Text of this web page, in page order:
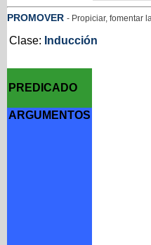
PROMOVER - Propiciar, fomentar
Clase: Inducción
PREDICADO
ARGUMENTOS